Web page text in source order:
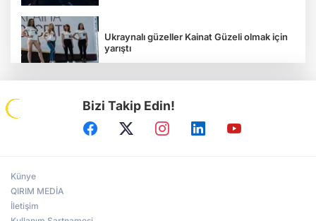
Ukraynalı güzeller Kainat Güzeli olmak için
yarıştı
Tavriya Milli Üniversitesi 100 yaşında
Bizi Takip Edin!
Künye
QIRIM MEDİA
İletişim